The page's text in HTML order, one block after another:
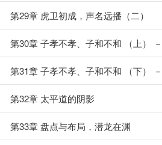
第29章 虎卫初成，声名远播（二）
第30章 子孝不孝、子和不和 （上）
第31章 子孝不孝、子和不和 （下）
第32章 太平道的阴影
第33章 盘点与布局，潜龙在渊